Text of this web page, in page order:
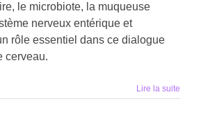
le microbiote, la muqueuse
nerveux entérique et
rôle essentiel dans ce dialogue
cerveau.
Lire la suite